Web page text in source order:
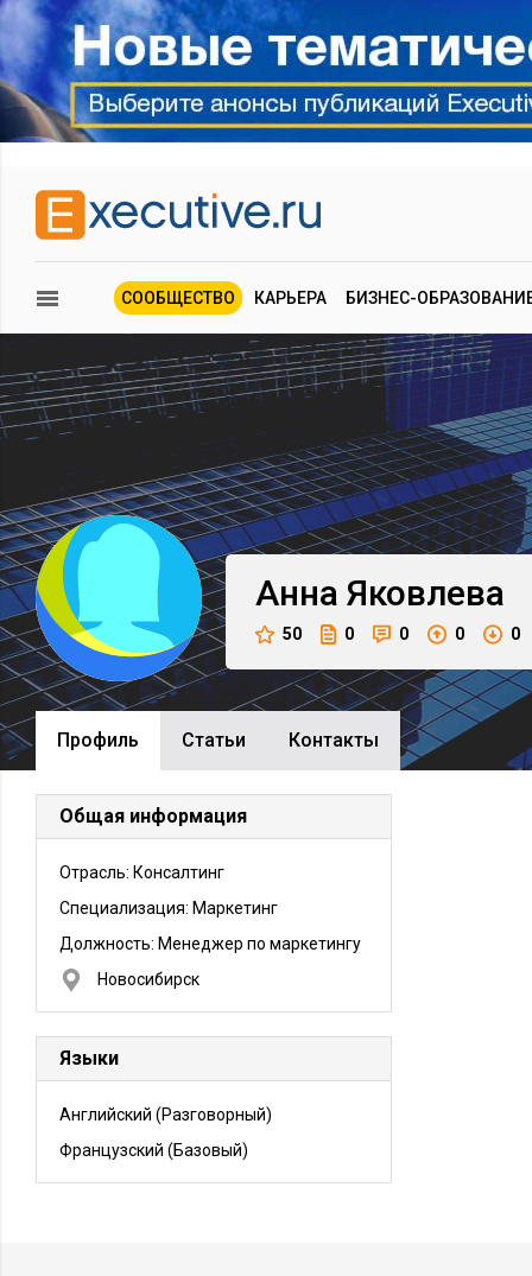
СООБЩЕСТВО КАРЬЕРА БИЗНЕС-
Анна Яковлева
50 0 0 0 0
Профиль Cтатьи Контакты
Общая информация
Отрасль: Консалтинг
Специализация: Маркетинг
Должность: Менеджер по маркетингу
Новосибирск
Языки
Английский (Разговорный)
Французский (Базовый)